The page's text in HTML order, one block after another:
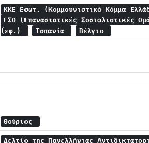
ΚΚΕ Εσωτ. (Κομμουνιστικό Κόμμα
ΕΣΟ (Επαναστατικές Σοσιαλιστικές
(εφ.)
Ισπανία Βέλγιο
Θούριος
Δελτίο της Πανελλήνιας